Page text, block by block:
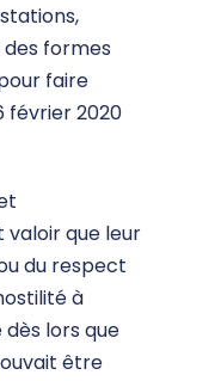
des formes
faire
février 2020
valoir que leur
du respect
à
lors que
être